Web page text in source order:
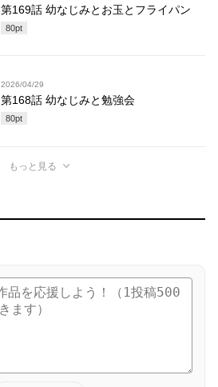
第169話 幼なじみとお玉とフライパン
80pt
2026/04/29
第168話 幼なじみと勉強会
80pt
もっと見る